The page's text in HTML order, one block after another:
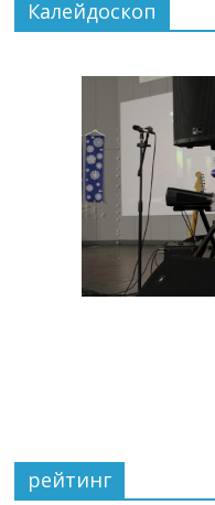
Калейдоскоп
рейтинг